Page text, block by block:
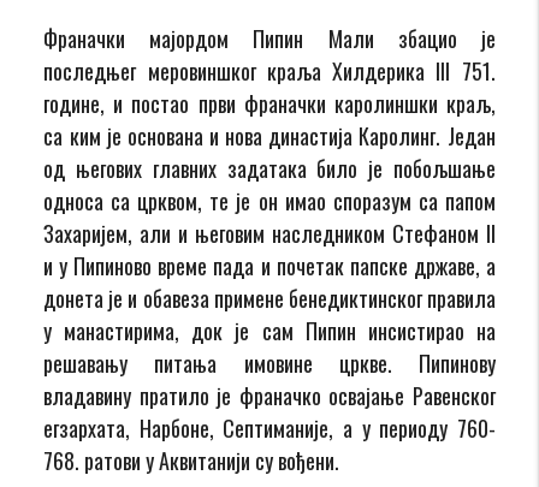
Франачки мајордом Пипин Мали збацио је
последњег меровиншког краља Хилдерика III 751.
године, и постао први франачки каролиншки краљ,
са ким је основана и нова династија Каролинг. Један
од његових главних задатака било је побољшање
односа са црквом, те је он имао споразум са папом
Захаријем, али и његовим наследником Стефаном II
и у Пипиново време пада и почетак папске државе, а
донета је и обавеза примене бенедиктинског правила
у манастирима, док је сам Пипин инсистирао на
решавању питања имовине цркве. Пипинову
владавину пратило је франачко освајање Равенског
егзархата, Нарбоне, Септиманије, а у периоду 760-
768. ратови у Аквитанији су вођени.